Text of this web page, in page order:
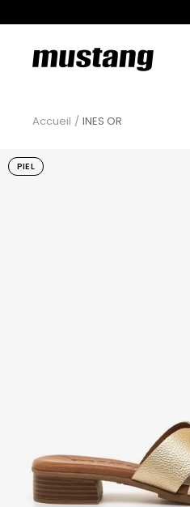
contenumtngshoes
Accueil INES OR
PIEL